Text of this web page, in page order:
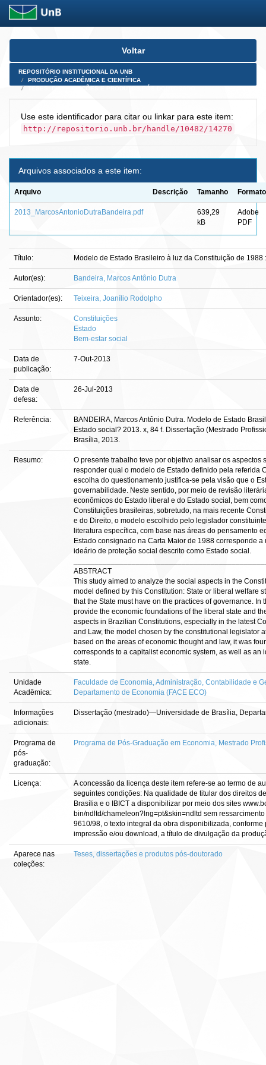
Skip
Voltar
REPOSITÓRIO INSTITUCIONAL DA UNB
PRODUÇÃO ACADÊMICA E CIENTÍFICA
Use este identificador para citar ou linkar para este item:
http://repositorio.unb.br/handle/10482/14270
Arquivos associados a este item:
Arquivo Descrição Tamanho Formato
2013_MarcosAntonioDutraBandeira.pdf
639,29
kB
Adobe
PDF
Título: Modelo de Estado Brasileiro à luz da Constituição de
Autor(es): Bandeira, Marcos Antônio Dutra
Orientador(es): Teixeira, Joanílio Rodolpho
Assunto:
Constituições
Estado
Bem-estar social
Data de
publicação:
7-Out-2013
Data de
defesa:
26-Jul-2013
Referência:
BANDEIRA, Marcos Antônio Dutra. Modelo de Estado
Estado social? 2013. x, 84 f. Dissertação (Mestrado
Brasília, 2013.
Resumo:
O presente trabalho teve por objetivo analisar os
responder qual o modelo de Estado definido pela referida
escolha do questionamento justifica-se pela visão que o
governabilidade. Neste sentido, por meio de revisão
econômicos do Estado liberal e do Estado social, bem
Constituições brasileiras, sobretudo, na mais recente
e do Direito, o modelo escolhido pelo legislador
literatura específica, com base nas áreas do pensamento
Estado consignado na Carta Maior de 1988 corresponde
ideário de proteção social descrito como Estado social.
ABSTRACT
This study aimed to analyze the social aspects in the
model defined by this Constitution: State or liberal welfare
that the State must have on the practices of governance.
provide the economic foundations of the liberal state and
aspects in Brazilian Constitutions, especially in the latest
and Law, the model chosen by the constitutional legislator
based on the areas of economic thought and law, it was
corresponds to a capitalist economic system, as well as
state.
Unidade
Acadêmica:
Faculdade de Economia, Administração, Contabilidade e
Departamento de Economia (FACE ECO)
Informações
adicionais:
Dissertação (mestrado)—Universidade de Brasília,
Programa de
pós-
graduação:
Programa de Pós-Graduação em Economia, Mestrado
Licença:
A concessão da licença deste item refere-se ao termo de
seguintes condições: Na qualidade de titular dos direitos
Brasília e o IBICT a disponibilizar por meio dos sites
bin/ndltd/chameleon?lng=pt&skin=ndltd sem
9610/98, o texto integral da obra disponibilizada,
impressão e/ou download, a título de divulgação da
Aparece nas
coleções:
Teses, dissertações e produtos pós-doutorado